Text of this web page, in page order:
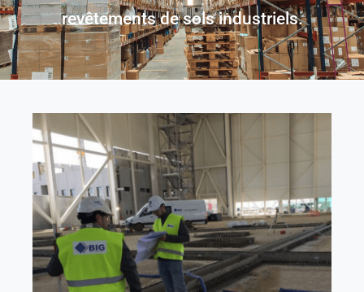
revêtements de sols industriels.